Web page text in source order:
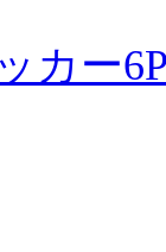
カー